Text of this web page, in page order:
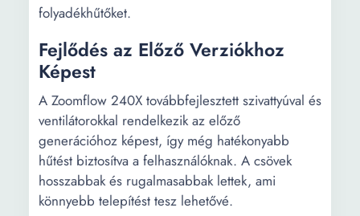
folyadékhűtőket.
Fejlődés az Előző Verziókhoz
Képest
A Zoomflow 240X továbbfejlesztett szivattyúval és
ventilátorokkal rendelkezik az előző
generációhoz képest, így még hatékonyabb
hűtést biztosítva a felhasználóknak. A csövek
hosszabbak és rugalmasabbak lettek, ami
könnyebb telepítést tesz lehetővé.